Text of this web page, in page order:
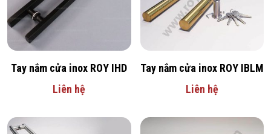
Tay nắm cửa inox ROY IHD
Liên hệ
Tay nắm cửa inox ROY IBLM
Liên hệ